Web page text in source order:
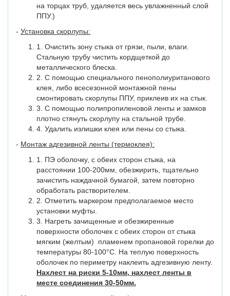
на торцах труб, удаляется весь увлажненный слой
ППУ.)
- Установка скорлупы:
1. Очистить зону стыка от грязи, пыли, влаги.
Стальную трубу чистить кордщеткой до
металлического блеска.
2. С помощью специального пенополиуританового
клея, либо всесезонной монтажной пены
смонтировать скорлупы ППУ, приклеив их на стык.
3. С помощью полипропиленовой ленты и замков
плотно стянуть скорлупу на стальной трубе.
4. Удалить излишки клея или пены со стыка.
- Монтаж адгезивной ленты (термоклея):
1. ПЭ оболочку, с обеих сторон стыка, на
расстоянии 100-200мм, обезжирить, тщательно
зачистить наждачной бумагой, затем повторно
обработать растворителем.
2. Отметить маркером предполагаемое место
установки муфты.
3. Нагреть зачищенные и обезжиренные
поверхности оболочек с обеих сторон от стыка
мягким (желтым) пламенем пропановой горелки до
температуры 80-100°С. На теплую поверхность
оболочек по периметру наклеить адгезивную ленту.
Нахлест на риски 5-10мм, нахлест ленты в
месте соединения 30-50мм.